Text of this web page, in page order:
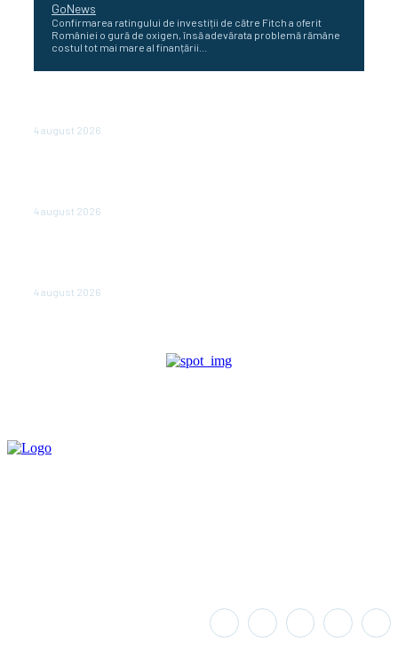
GoNews
Confirmarea ratingului de investiții de către Fitch a oferit
României o gură de oxigen, însă adevărata problemă rămâne
costul tot mai mare al finanțării...
4 august 2026
4 august 2026
4 august 2026